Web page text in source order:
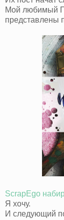
Мой любимый
представлены
ScrapEgo
Я хочу.
И следующий